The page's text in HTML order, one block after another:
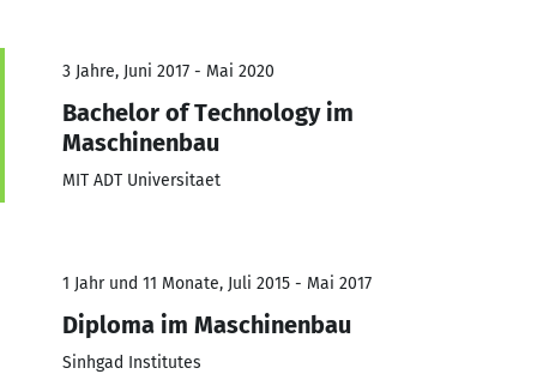
3 Jahre, Juni 2017 - Mai 2020
Bachelor of Technology im
Maschinenbau
MIT ADT Universitaet
1 Jahr und 11 Monate, Juli 2015 - Mai 2017
Diploma im Maschinenbau
Sinhgad Institutes